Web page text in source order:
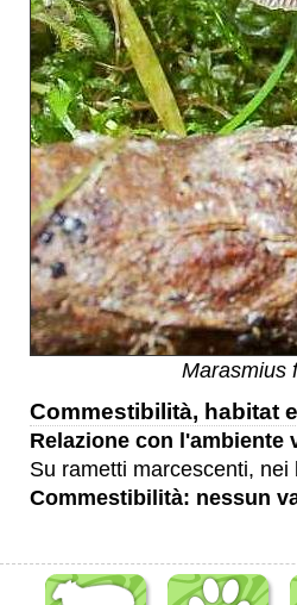
Marasmius
Commestibilità, habitat
Relazione con l'ambiente
Su rametti marcescenti,
Commestibilità: nessun